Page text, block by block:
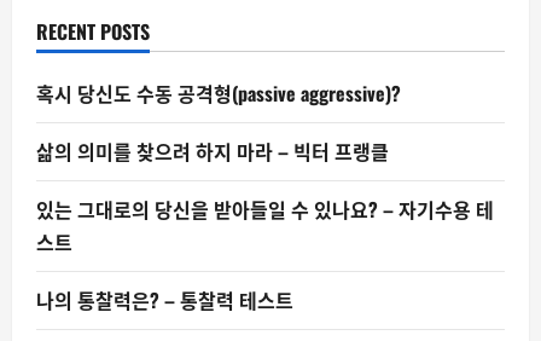
RECENT POSTS
혹시 당신도 수동 공격형(passive aggressive)?
삶의 의미를 찾으려 하지 마라 – 빅터 프랭클
있는 그대로의 당신을 받아들일 수 있나요? – 자기수용 테
스트
나의 통찰력은? – 통찰력 테스트